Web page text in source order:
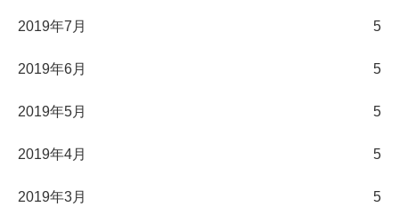
2019年7月 5
2019年6月 5
2019年5月 5
2019年4月 5
2019年3月 5